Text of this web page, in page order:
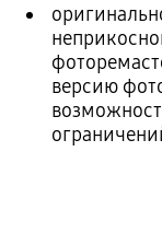
версию